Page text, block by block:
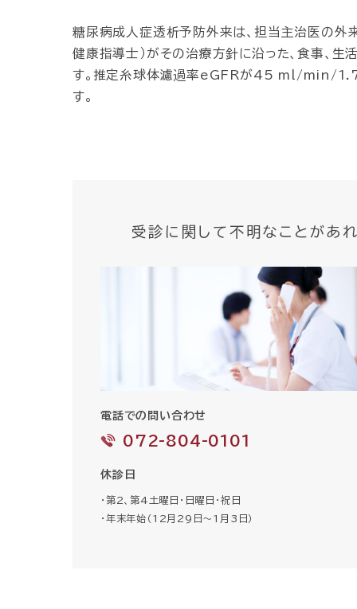
糖尿病成人症透析予防外来は、担当主治医の外
健康指導士）がその治療方針に沿った、食事、生
す。推定糸球体濾過率eGFRが45 ml/min/
す。
受診に関して不明なことがあ
電話での問い合わせ
072-804-0101
休診日
・第2、第4土曜日・日曜日・祝日
・年末年始（12月29日〜1月3日）